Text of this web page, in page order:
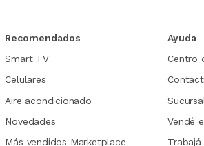
Recomendados
Smart TV
Celulares
Aire acondicionado
Novedades
Más vendidos Marketplace
Ayuda
Centro
Vendé